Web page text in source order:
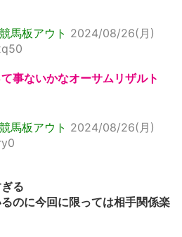
馬板アウト 2024/08/26(月)
事ないかなオーサムリザルト
馬板アウト 2024/08/26(月)
る
のに今回に限っては相手関係楽